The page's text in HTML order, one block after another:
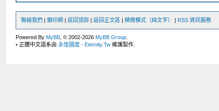
聯絡我們 |鎖印網 |返回頂部 |返回正文區 |精簡模式（純文字） | RSS 資訊服務
Powered ByMyBB , © 2002-2026MyBB Group
• 正體中文語系由永恆國度 - Eternity.Tw 維護製作.